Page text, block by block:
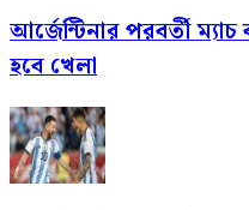
আর্জেন্টিনার পরবর্তী
হবে খেলা